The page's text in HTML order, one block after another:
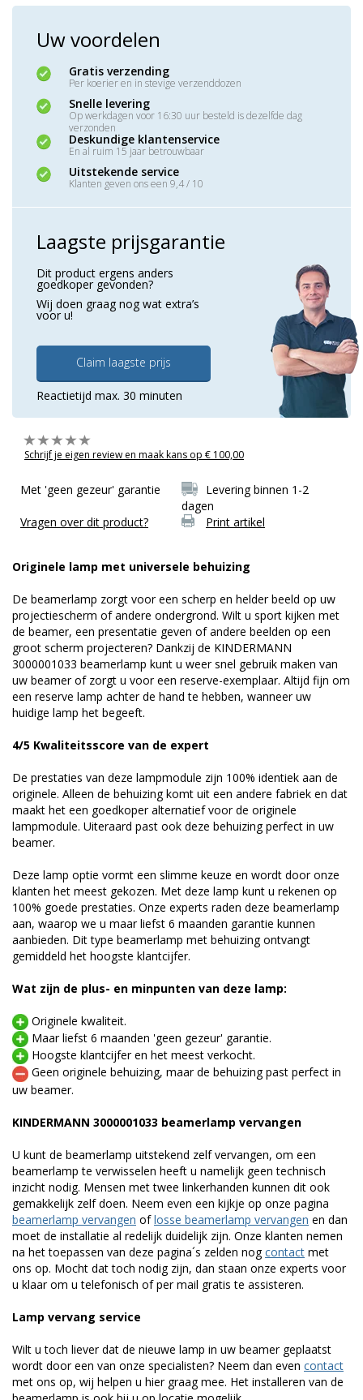
Uw voordelen
Gratis verzending
Per koerier en in stevige verzenddozen
Snelle levering
Op werkdagen voor 16:30 uur besteld is dezelfde dag
verzonden
Deskundige klantenservice
En al ruim 15 jaar betrouwbaar
Uitstekende service
Klanten geven ons een 9,4 / 10
Laagste prijsgarantie
Dit product ergens anders
goedkoper gevonden?
Wij doen graag nog wat extra’s
voor u!
Claim laagste prijs
Reactietijd max. 30 minuten
Schrijf je eigen review en maak kans op € 100,00
Met 'geen gezeur' garantie
Levering binnen 1-2
dagen
Vragen over dit product?
Print artikel
Originele lamp met universele behuizing
De beamerlamp zorgt voor een scherp en helder beeld op uw
projectiescherm of andere ondergrond. Wilt u sport kijken met
de beamer, een presentatie geven of andere beelden op een
groot scherm projecteren? Dankzij de KINDERMANN
3000001033 beamerlamp kunt u weer snel gebruik maken van
uw beamer of zorgt u voor een reserve-exemplaar. Altijd fijn om
een reserve lamp achter de hand te hebben, wanneer uw
huidige lamp het begeeft.
4/5 Kwaliteitsscore van de expert
De prestaties van deze lampmodule zijn 100% identiek aan de
originele. Alleen de behuizing komt uit een andere fabriek en dat
maakt het een goedkoper alternatief voor de originele
lampmodule. Uiteraard past ook deze behuizing perfect in uw
beamer.
Deze lamp optie vormt een slimme keuze en wordt door onze
klanten het meest gekozen. Met deze lamp kunt u rekenen op
100% goede prestaties. Onze experts raden deze beamerlamp
aan, waarop we u maar liefst 6 maanden garantie kunnen
aanbieden. Dit type beamerlamp met behuizing ontvangt
gemiddeld het hoogste klantcijfer.
Wat zijn de plus- en minpunten van deze lamp:
Originele kwaliteit.
Maar liefst 6 maanden 'geen gezeur' garantie.
Hoogste klantcijfer en het meest verkocht.
Geen originele behuizing, maar de behuizing past perfect in
uw beamer.
KINDERMANN 3000001033 beamerlamp vervangen
U kunt de beamerlamp uitstekend zelf vervangen, om een
beamerlamp te verwisselen heeft u namelijk geen technisch
inzicht nodig. Mensen met twee linkerhanden kunnen dit ook
gemakkelijk zelf doen. Neem even een kijkje op onze pagina
beamerlamp vervangen oflosse beamerlamp vervangen en dan
moet de installatie al redelijk duidelijk zijn. Onze klanten nemen
na het toepassen van deze pagina´s zelden nogcontact met
ons op. Mocht dat toch nodig zijn, dan staan onze experts voor
u klaar om u telefonisch of per mail gratis te assisteren.
Lamp vervang service
Wilt u toch liever dat de nieuwe lamp in uw beamer geplaatst
wordt door een van onze specialisten? Neem dan even contact
met ons op, wij helpen u hier graag mee. Het installeren van de